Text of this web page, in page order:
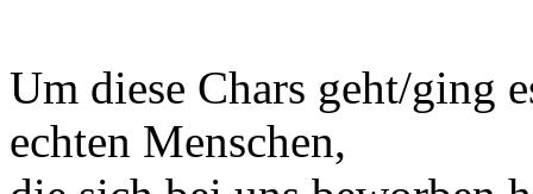
Um diese Chars geht/ging
echten Menschen,